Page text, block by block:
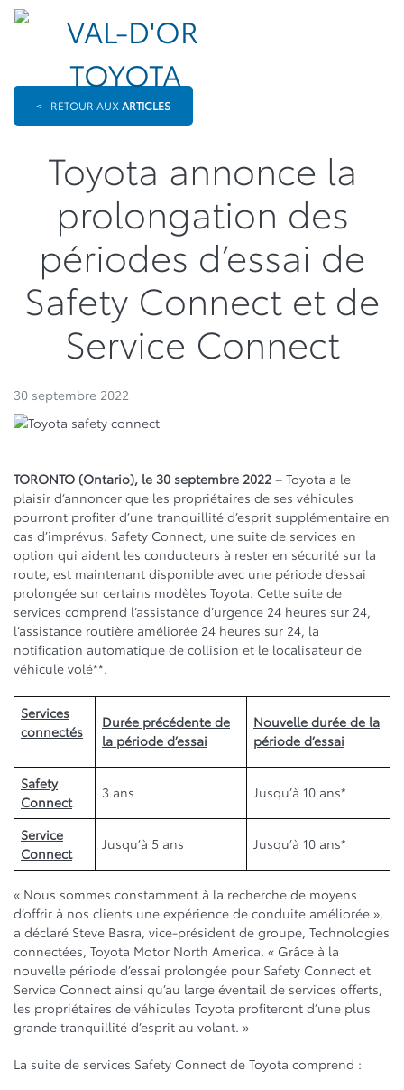
< RETOUR AUXARTICLES
Toyota annonce la
prolongation des
périodes d’essai de
Safety Connect et de
Service Connect
30 septembre 2022
TORONTO (Ontario), le 30 septembre 2022 – Toyota a le
plaisir d’annoncer que les propriétaires de ses véhicules
pourront profiter d’une tranquillité d’esprit supplémentaire en
cas d’imprévus. Safety Connect, une suite de services en
option qui aident les conducteurs à rester en sécurité sur la
route, est maintenant disponible avec une période d’essai
prolongée sur certains modèles Toyota. Cette suite de
services comprend l’assistance d’urgence 24 heures sur 24,
l’assistance routière améliorée 24 heures sur 24, la
notification automatique de collision et le localisateur de
véhicule volé**.
Services
connectés
Durée précédente de
la période d’essai
Nouvelle durée de la
période d’essai
Safety
Connect
3 ans Jusqu’à 10 ans*
Service
Connect
Jusqu’à 5 ans Jusqu’à 10 ans*
« Nous sommes constamment à la recherche de moyens
d’offrir à nos clients une expérience de conduite améliorée »,
a déclaré Steve Basra, vice-président de groupe, Technologies
connectées, Toyota Motor North America. « Grâce à la
nouvelle période d’essai prolongée pour Safety Connect et
Service Connect ainsi qu’au large éventail de services offerts,
les propriétaires de véhicules Toyota profiteront d’une plus
grande tranquillité d’esprit au volant. »
La suite de services Safety Connect de Toyota comprend :